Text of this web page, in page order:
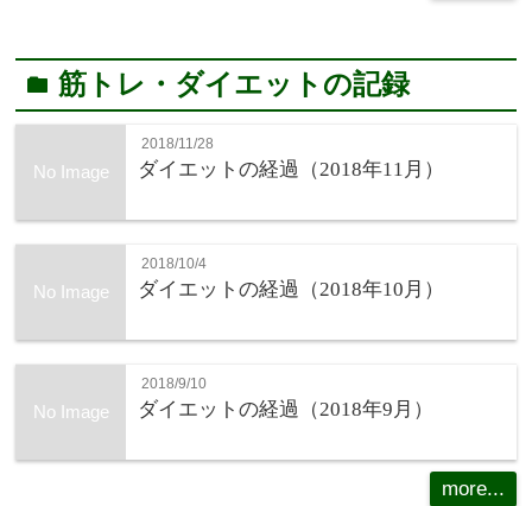
folder筋トレ・ダイエットの記録
No Image
2018/11/28
ダイエットの経過（2018年11月）
No Image
2018/10/4
ダイエットの経過（2018年10月）
No Image
2018/9/10
ダイエットの経過（2018年9月）
more...